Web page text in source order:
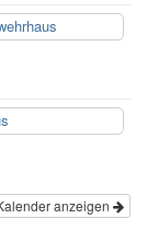
anzeigen